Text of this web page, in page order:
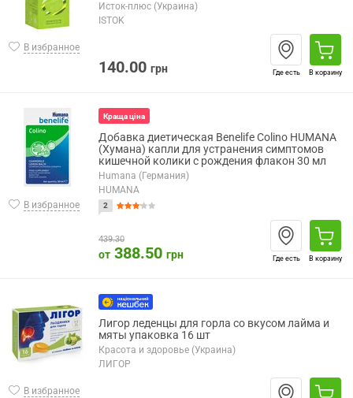
В избранное
Исток-плюс (Украина)
ISTOK
140.00 грн Где есть В корзину
В избранное
Краща ціна
Добавка диетическая Benelife Colino HUMANA
(Хумана) капли для устранения симптомов
кишечной колики c рождения флакон 30 мл
Humana (Германия)
HUMANA
2
439.30
от 388.50 грн Где есть В корзину
В избранное
Лигор леденцы для горла со вкусом лайма и
мяты упаковка 16 шт
Красота и здоровье (Украина)
ЛИГОР